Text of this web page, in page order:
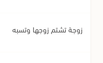
زوجة تشتم زوجها وتسبه